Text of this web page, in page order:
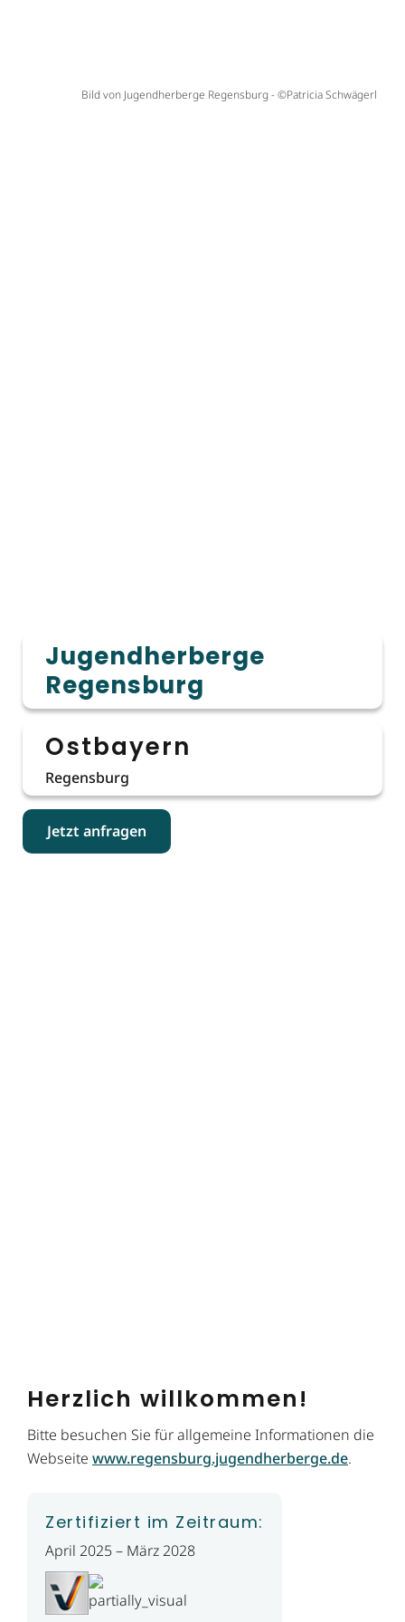
Jugendherberge
Regensburg
Ostbayern
Regensburg
Jetzt anfragen
Bild von Jugendherberge Regensburg - ©Patricia Schwägerl
Herzlich willkommen!
Bitte besuchen Sie für allgemeine Informationen die
Webseite www.regensburg.jugendherberge.de.
Zertifiziert im Zeitraum:
April 2025 – März 2028